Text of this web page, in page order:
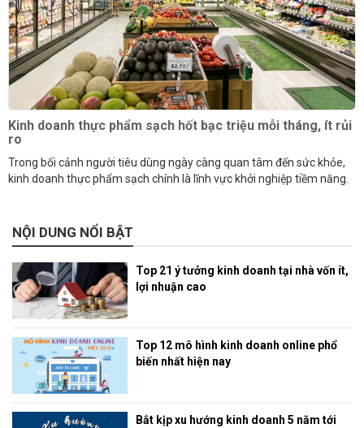
Kinh doanh thực phẩm sạch hốt bạc triệu mỗi tháng, ít rủi
ro
Trong bối cảnh người tiêu dùng ngày càng quan tâm đến sức khỏe,
kinh doanh thực phẩm sạch chính là lĩnh vực khởi nghiệp tiềm năng.
NỘI DUNG NỔI BẬT
Top 21 ý tưởng kinh doanh tại nhà vốn ít,
lợi nhuận cao
Top 12 mô hình kinh doanh online phổ
biến nhất hiện nay
Bắt kịp xu hướng kinh doanh 5 năm tới